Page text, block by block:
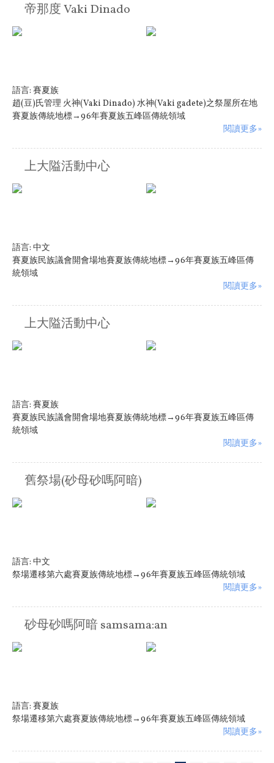
帝那度 Vaki Dinado
語言: 賽夏族
趙(豆)氏管理 火神(Vaki Dinado) 水神(Vaki gadete)之祭屋所在地
賽夏族傳統地標→96年賽夏族五峰區傳統領域
閱讀更多»
上大隘活動中心
語言: 中文
賽夏族民族議會開會場地賽夏族傳統地標→96年賽夏族五峰區傳
統領域
閱讀更多»
上大隘活動中心
語言: 賽夏族
賽夏族民族議會開會場地賽夏族傳統地標→96年賽夏族五峰區傳
統領域
閱讀更多»
舊祭場(砂母砂嗎阿暗)
語言: 中文
祭場遷移第六處賽夏族傳統地標→96年賽夏族五峰區傳統領域
閱讀更多»
砂母砂嗎阿暗 samsama:an
語言: 賽夏族
祭場遷移第六處賽夏族傳統地標→96年賽夏族五峰區傳統領域
閱讀更多»